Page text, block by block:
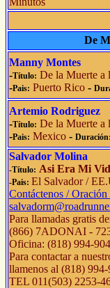
De
Manny Montes
-Título: De la Muerte a
-Pais: Puerto Rico -
Artemio Rodriguez
-Título: De la Muerte a
-Pais: Mexico - Duración:
Salvador Molina
-Título: Asi Era Mi
-Pais: El Salvador /
Contáctenos / Oración
Para llamadas gratis
(866) 7ADONAI -
Oficina: (818) 994-
Para contactar a
llamenos al (818)
TEL 011(503) 2253-